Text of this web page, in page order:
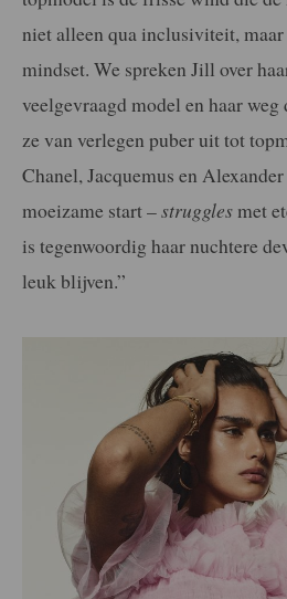
niet alleen qua inclusiviteit,
mindset. We spreken Jill over
veelgevraagd model en haar
ze van verlegen puber uit tot
Chanel, Jacquemus en
moeizame start –struggles met
is tegenwoordig haar nuchtere
leuk blijven.”